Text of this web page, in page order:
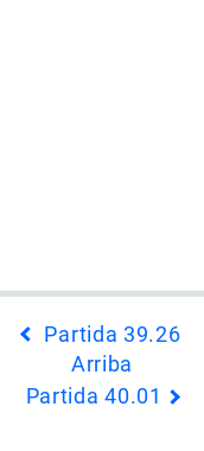
Partida 39.26
Arriba
Partida 40.01